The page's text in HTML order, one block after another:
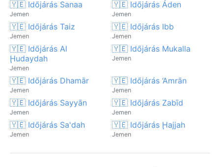
🇾🇪 Időjárás Sanaa
Jemen
🇾🇪 Időjárás Áden
Jemen
🇾🇪 Időjárás Taiz
Jemen
🇾🇪 Időjárás Ibb
Jemen
🇾🇪 Időjárás Al
Ḩudaydah
Jemen
🇾🇪 Időjárás Mukalla
Jemen
🇾🇪 Időjárás Dhamār
Jemen
🇾🇪 Időjárás ‘Amrān
Jemen
🇾🇪 Időjárás Sayyān
Jemen
🇾🇪 Időjárás Zabīd
Jemen
🇾🇪 Időjárás Sa'dah
Jemen
🇾🇪 Időjárás Ḩajjah
Jemen